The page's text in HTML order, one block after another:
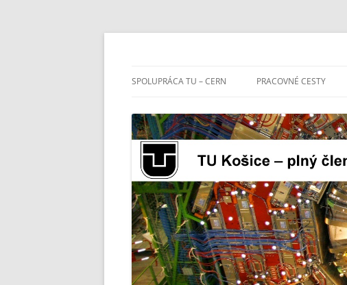
SPOLUPRÁCA TU – CERN PRACOVNÉ CESTY